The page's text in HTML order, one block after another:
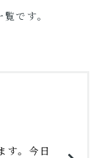
です。
す。今日